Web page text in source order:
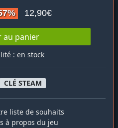
12,90€
au panier
: en stock
CLÉ STEAM
liste de souhaits
à propos du jeu